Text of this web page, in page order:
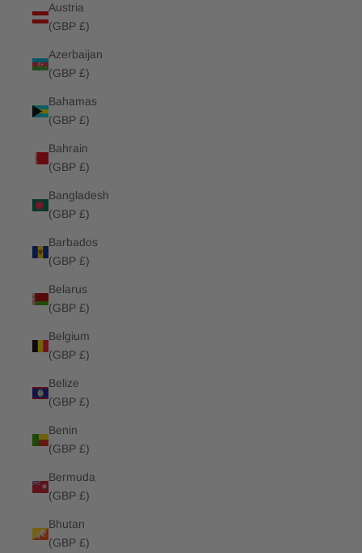
Austria
(GBP £)
Azerbaijan
(GBP £)
Bahamas
(GBP £)
Bahrain
(GBP £)
Bangladesh
(GBP £)
Barbados
(GBP £)
Belarus
(GBP £)
Belgium
(GBP £)
Belize
(GBP £)
Benin
(GBP £)
Bermuda
(GBP £)
Bhutan
(GBP £)